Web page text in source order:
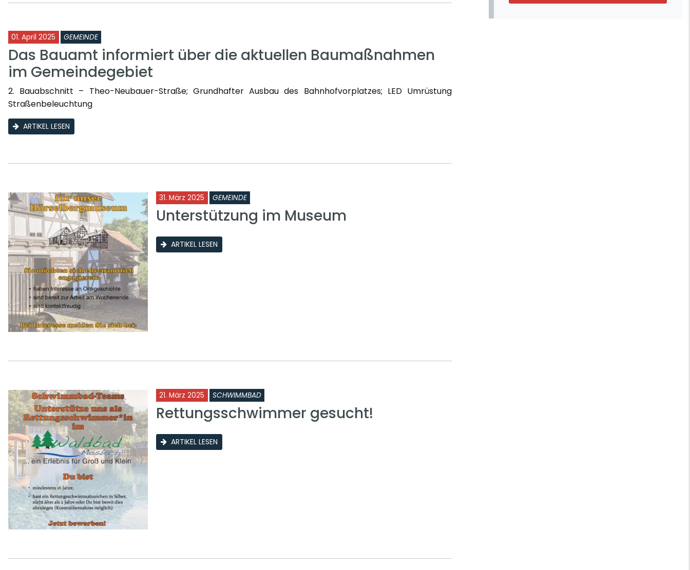
01. April 2025 GEMEINDE
Das Bauamt informiert über die aktuellen Baumaßnahmen
im Gemeindegebiet
2. Bauabschnitt – Theo-Neubauer-Straße; Grundhafter Ausbau des Bahnhofvorplatzes; LED Umrüstung
Straßenbeleuchtung
ARTIKEL LESEN
31. März 2025 GEMEINDE
Unterstützung im Museum
ARTIKEL LESEN
21. März 2025 SCHWIMMBAD
Rettungsschwimmer gesucht!
ARTIKEL LESEN